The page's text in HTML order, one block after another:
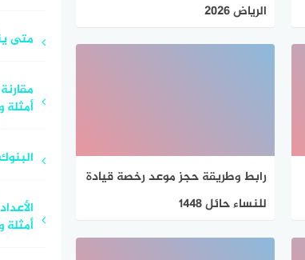
الرياض 2026
رابط وطريقة حجز موعد رخصة قيادة
للنساء حائل 1448
متى
أمثلة
أمثلة